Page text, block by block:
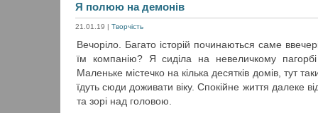
Я полюю на демонів
21.01.19 | Творчість
Вечоріло. Багато історій починаються саме
їм компанію? Я сиділа на невеличкому пагорбі
Маленьке містечко на кілька десятків домів, тут
їдуть сюди доживати віку. Спокійне життя далеке
та зорі над головою.